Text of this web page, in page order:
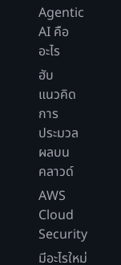
Agentic
AI คือ
อะไร
ฮับ
แนวคิด
การ
ประมวล
ผลบน
คลาวด์
AWS
Cloud
Security
มีอะไรใหม่